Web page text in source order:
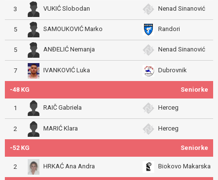
3 VUKIĆ Slobodan Nenad Sinanović
5 SAMOUKOVIĆ Marko Randori
5 ANĐELIĆ Nemanja Nenad Sinanović
7 IVANKOVIĆ Luka Dubrovnik
-48 KG Seniorke
1 RAIČ Gabriela Herceg
2 MARIĆ Klara Herceg
-52 KG Seniorke
2 HRKAĆ Ana Andra Biokovo Makarska